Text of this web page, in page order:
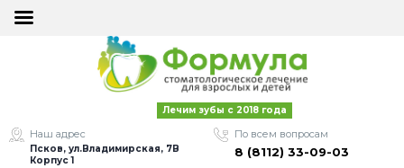
ОСТАВИТЬ
ЗАЯВКУ
Лечим зубы с 2018 года
Наш адрес
Псков, ул.Владимирская, 7В
Корпус 1
По всем вопросам
8 (8112) 33-09-03
ОСТАВИТЬ
ЗАЯВКУ